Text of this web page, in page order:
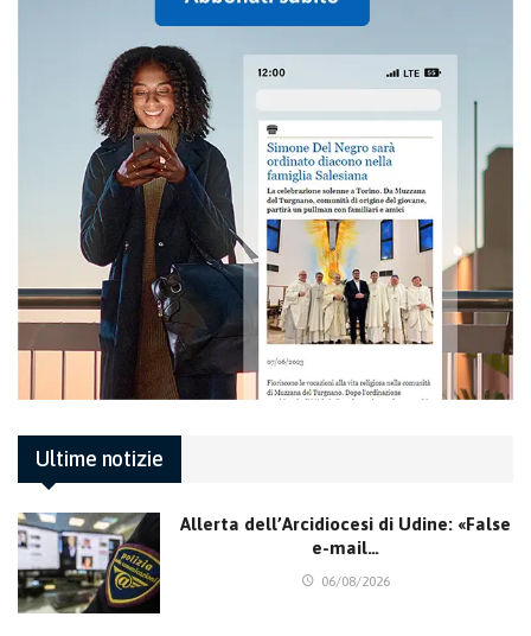
Ultime notizie
Allerta dell’Arcidiocesi di Udine: «False
e-mail…
06/08/2026